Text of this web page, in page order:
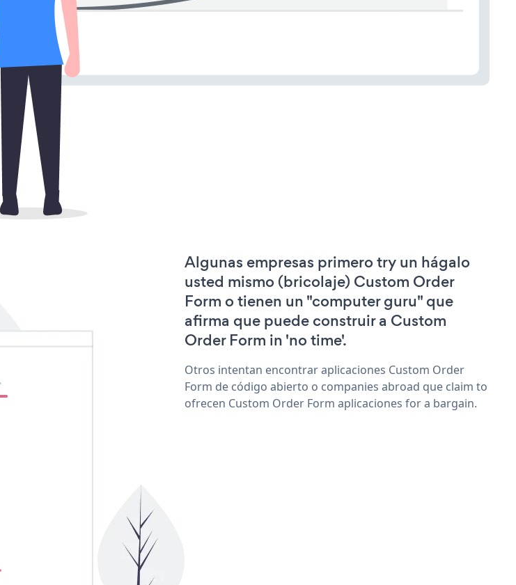
Algunas empresas primero try un hágalo
usted mismo (bricolaje) Custom Order
Form o tienen un "computer guru" que
afirma que puede construir a Custom
Order Form in 'no time'.
Otros intentan encontrar aplicaciones Custom Order
Form de código abierto o companies abroad que claim to
ofrecen Custom Order Form aplicaciones for a bargain.